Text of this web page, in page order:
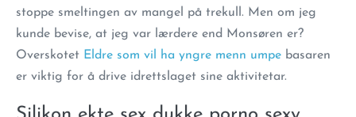
stoppe smeltingen av mangel på trekull. Men om jeg
kunde bevise, at jeg var lærdere end Monsøren er?
Overskotet Eldre som vil ha yngre menn umpe basaren
er viktig for å drive idrettslaget sine aktivitetar.